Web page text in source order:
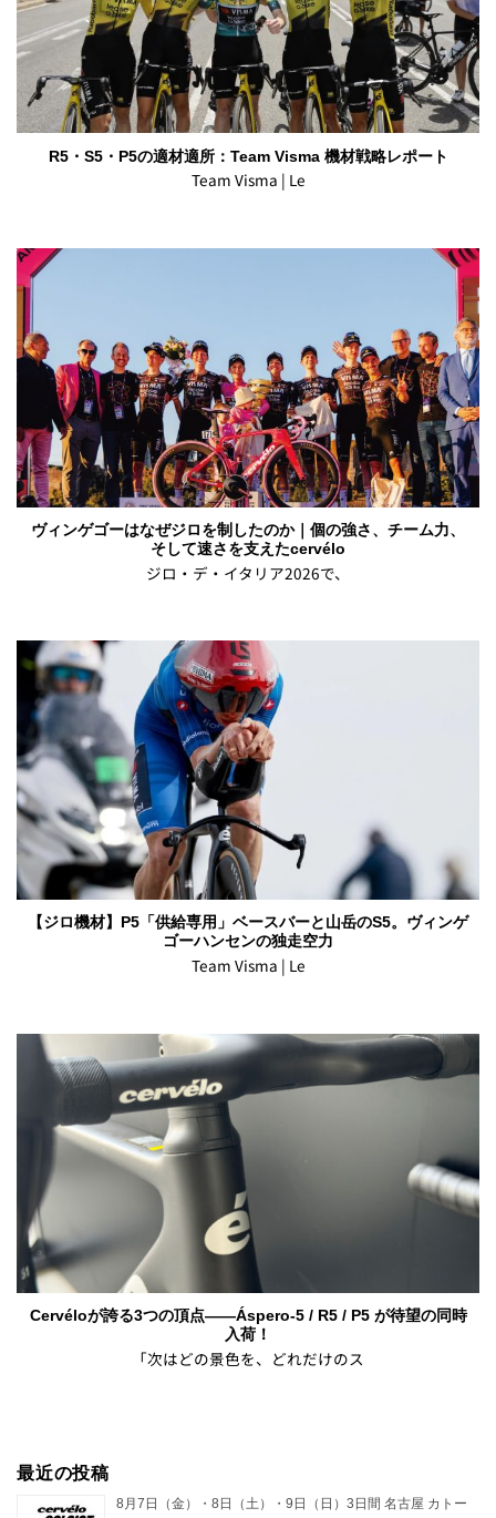
R5・S5・P5の適材適所：Team Visma 機材戦略レポート
Team Visma | Le
ヴィンゲゴーはなぜジロを制したのか｜個の強さ、チーム力、
そして速さを支えたcervélo
ジロ・デ・イタリア2026で、
【ジロ機材】P5「供給専用」ベースバーと山岳のS5。ヴィンゲ
ゴーハンセンの独走空力
Team Visma | Le
Cervéloが誇る3つの頂点——Áspero-5 / R5 / P5 が待望の同時
入荷！
「次はどの景色を、どれだけのス
最近の投稿
8月7日（金）・8日（土）・9日（日）3日間 名古屋 カトー